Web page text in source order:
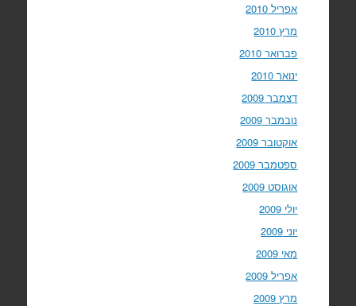
אפריל 2010
מרץ 2010
פברואר 2010
ינואר 2010
דצמבר 2009
נובמבר 2009
אוקטובר 2009
ספטמבר 2009
אוגוסט 2009
יולי 2009
יוני 2009
מאי 2009
אפריל 2009
מרץ 2009